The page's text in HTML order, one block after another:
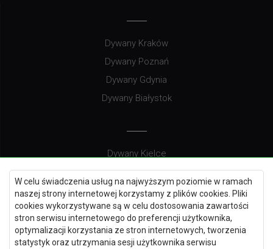
W celu świadczenia usług na najwyższym poziomie w ramach
naszej strony internetowej korzystamy z plików cookies. Pliki
cookies wykorzystywane są w celu dostosowania zawartości
stron serwisu internetowego do preferencji użytkownika,
optymalizacji korzystania ze stron internetowych, tworzenia
statystyk oraz utrzymania sesji użytkownika serwisu
Dywany Kraków
Dywany Poznań
Dywany Gdynia
Dywany Białystok
Dywany Kielce
Dywany Gdańsk
Dywany Toruń
Dywany Bydgoszcz